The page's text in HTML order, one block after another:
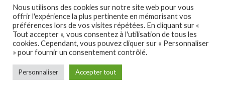
constate une nette amélioration du transit et un
soulagement des douleurs ce qui permet de maintenir mon
état de santé et d’éviter une récidive.
Nous utilisons des cookies sur notre site web pour vous
offrir l'expérience la plus pertinente en mémorisant vos
préférences lors de vos visites répétées. En cliquant sur «
Tout accepter », vous consentez à l'utilisation de tous les
cookies. Cependant, vous pouvez cliquer sur « Personnaliser
» pour fournir un consentement contrôlé.
Personnaliser Accepter tout